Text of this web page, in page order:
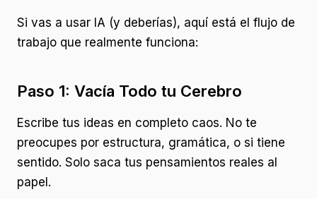
Si vas a usar IA (y deberías), aquí está el flujo de
trabajo que realmente funciona:
Paso 1: Vacía Todo tu Cerebro
Escribe tus ideas en completo caos. No te
preocupes por estructura, gramática, o si tiene
sentido. Solo saca tus pensamientos reales al
papel.